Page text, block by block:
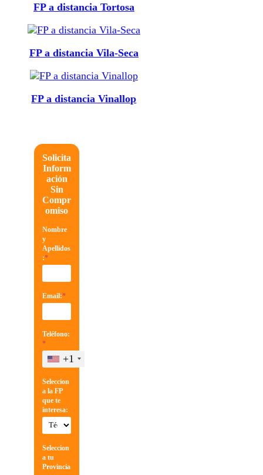
FP a distancia Tortosa
FP a distancia Vila-Seca
FP a distancia Vinallop
Solicita
Inform
ación
Sin
Compr
omiso
Nombre
y
Apellidos
:*
Email:*
Teléfono:
*
+1
Seleccion
a la FP
que te
interesa:
Seleccion
a tu
Provincia